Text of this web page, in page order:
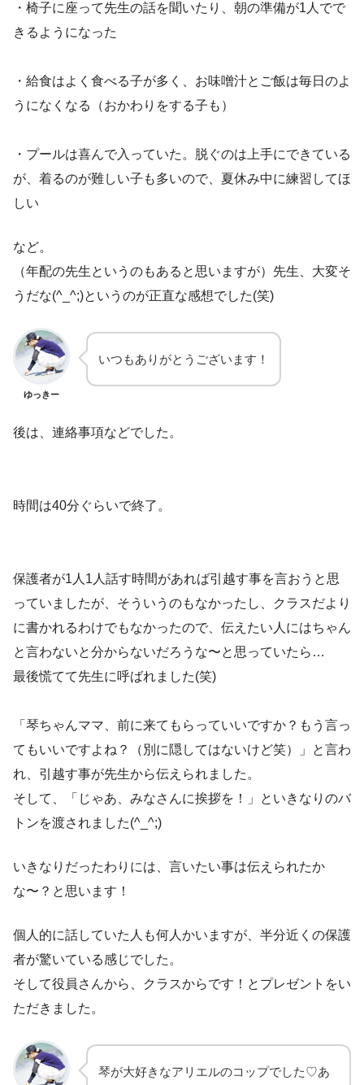
・椅子に座って先生の話を聞いたり、朝の準備が1人でで
きるようになった
・給食はよく食べる子が多く、お味噌汁とご飯は毎日のよ
うになくなる（おかわりをする子も）
・プールは喜んで入っていた。脱ぐのは上手にできている
が、着るのが難しい子も多いので、夏休み中に練習してほ
しい
など。
（年配の先生というのもあると思いますが）先生、大変そ
うだな(^_^;)というのが正直な感想でした(笑)
ゆっきー
いつもありがとうございます！
後は、連絡事項などでした。
時間は40分ぐらいで終了。
保護者が1人1人話す時間があれば引越す事を言おうと思
っていましたが、そういうのもなかったし、クラスだより
に書かれるわけでもなかったので、伝えたい人にはちゃん
と言わないと分からないだろうな〜と思っていたら…
最後慌てて先生に呼ばれました(笑)
「琴ちゃんママ、前に来てもらっていいですか？もう言っ
てもいいですよね？（別に隠してはないけど笑）」と言わ
れ、引越す事が先生から伝えられました。
そして、「じゃあ、みなさんに挨拶を！」といきなりのバ
トンを渡されました(^_^;)
いきなりだったわりには、言いたい事は伝えられたか
な〜？と思います！
個人的に話していた人も何人かいますが、半分近くの保護
者が驚いている感じでした。
そして役員さんから、クラスからです！とプレゼントをい
ただきました。
琴が大好きなアリエルのコップでした♡あ